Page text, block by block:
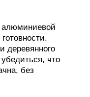
алюминиевой
деревянного
что
без